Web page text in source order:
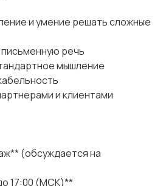
и умение решать сложные
речь
мышление
и клиентами
(обсуждается на
17:00 (МСК)**